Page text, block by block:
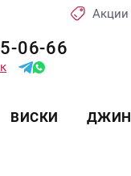
Акции
06-66
ВИСКИ ДЖИН